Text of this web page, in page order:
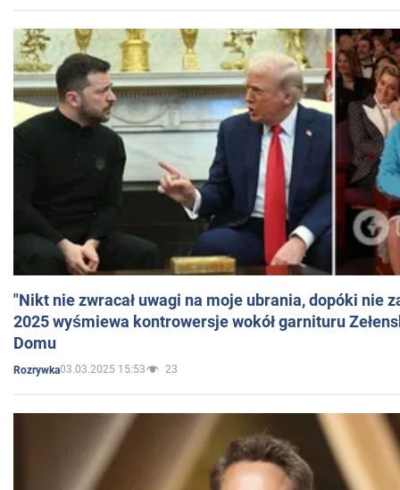
"Nikt nie zwracał uwagi na moje ubrania, dopóki nie
2025 wyśmiewa kontrowersje wokół garnituru
Domu
Rozrywka03.03.2025 15:53 23